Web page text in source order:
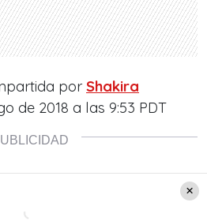
por Shakira
de 2018 a las 9:53 PDT